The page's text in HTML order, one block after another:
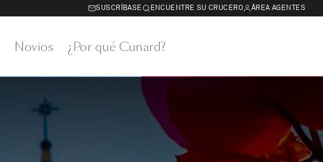
SUSCRÍBASE ENCUENTRE SU CRUCERO ÁREA AGENTES
Novios ¿Por qué Cunard?